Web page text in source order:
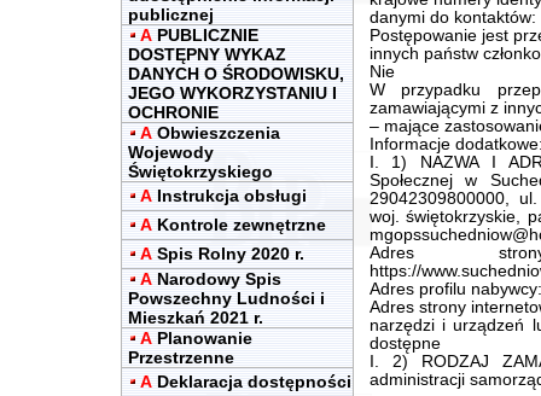
publicznej
A PUBLICZNIE
DOSTĘPNY WYKAZ
DANYCH O ŚRODOWISKU,
JEGO WYKORZYSTANIU I
OCHRONIE
A Obwieszczenia
Wojewody
Świętokrzyskiego
A Instrukcja obsługi
A Kontrole zewnętrzne
A Spis Rolny 2020 r.
A Narodowy Spis
Powszechny Ludności i
Mieszkań 2021 r.
A Planowanie
Przestrzenne
A Deklaracja dostępności
danymi do kontaktów:
Postępowanie jest
innych państw
Nie
W przypadku
zamawiającymi z
– mające
Informacje
I. 1) NAZWA I
Społecznej w
29042309800000,
woj. świętokrzyskie,
Adres
https://
Adres profilu nabywcy:
Adres strony
narzędzi i urządzeń
dostępne
I. 2) RODZAJ
administracji